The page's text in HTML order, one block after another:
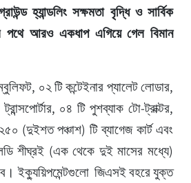
হ্যান্ডলিং সক্ষমতা বৃদ্ধি ও সার্বিক
পথে আরও একধাপ এগিয়ে গেল বিমান
০২ টি কন্টেইনার প্যালেট লোডার,
০৪ টি পুশব্যাক টো-ট্রাক্টর,
(দুইশত পঞ্চাশ) টি ব্যাগেজ কার্ট এবং
শীঘ্রই (এক থেকে দুই মাসের মধ্যে)
ইক্যুয়িপমেন্টগুলো  জিএসই বহরে যুক্ত